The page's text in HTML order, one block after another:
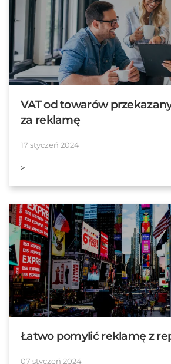
VAT od towarów
za reklamę
17 styczeń 2024
>
Łatwo pomylić reklamę z
07 styczeń 2024